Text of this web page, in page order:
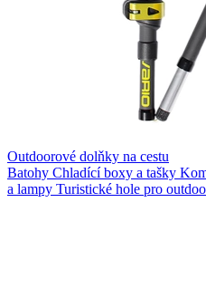
Outdoorové dolňky na cestu
Batohy Chladící boxy a tašky
a lampy Turistické hole pro